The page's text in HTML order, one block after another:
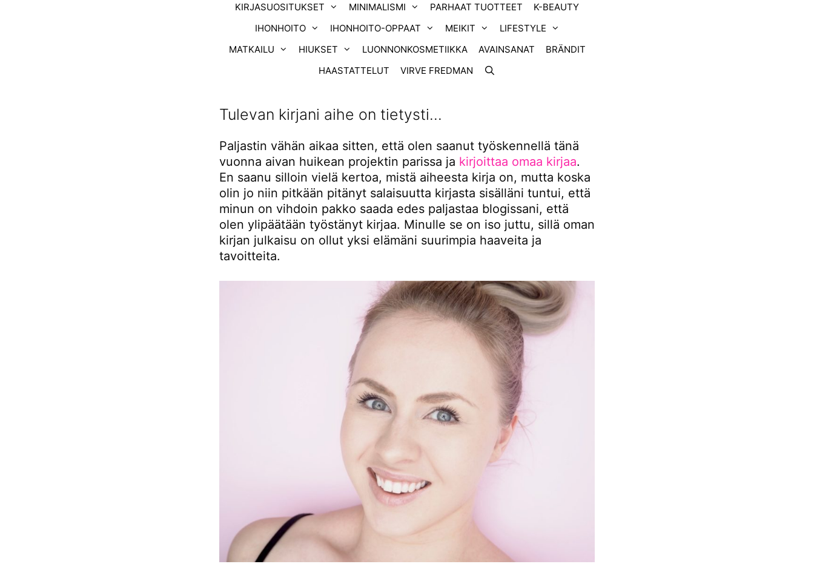
KIRJASUOSITUKSET MINIMALISMI PARHAAT TUOTTEET
K-BEAUTY
IHONHOITO
IHONHOITO-OPPAAT MEIKIT
LIFESTYLE
MATKAILU
HIUKSET LUONNONKOSMETIIKKA AVAINSANAT
BRÄNDIT
HAASTATTELUT
VIRVE FREDMAN
Tulevan kirjani aihe on tietysti…
Paljastin vähän aikaa sitten, että olen saanut työskennellä tänä
vuonna aivan huikean projektin parissa ja kirjoittaa omaa kirjaa.
En saanu silloin vielä kertoa, mistä aiheesta kirja on, mutta koska
olin jo niin pitkään pitänyt salaisuutta kirjasta sisälläni tuntui, että
minun on vihdoin pakko saada edes paljastaa blogissani, että
olen ylipäätään työstänyt kirjaa. Minulle se on iso juttu, sillä oman
kirjan julkaisu on ollut yksi elämäni suurimpia haaveita ja
tavoitteita.